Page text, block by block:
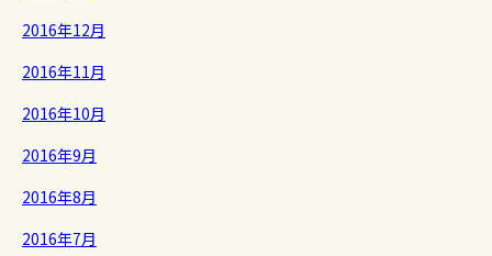
2016年12月
2016年11月
2016年10月
2016年9月
2016年8月
2016年7月